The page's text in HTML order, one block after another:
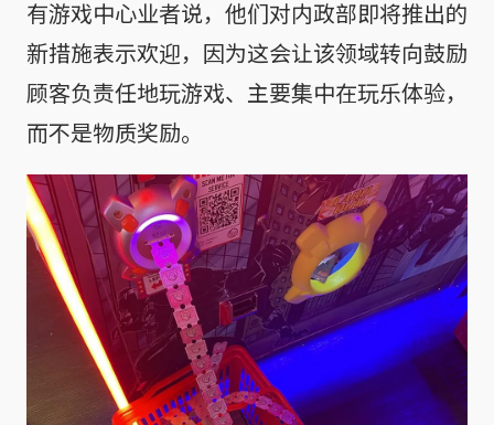
有游戏中心业者说，他们对内政部即将推出的
新措施表示欢迎，因为这会让该领域转向鼓励
顾客负责任地玩游戏、主要集中在玩乐体验，
而不是物质奖励。